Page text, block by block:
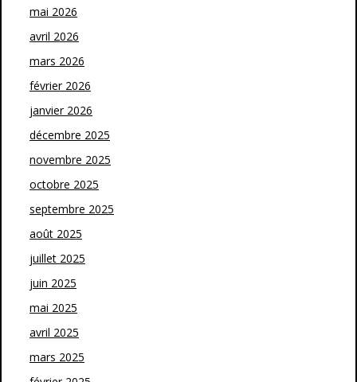
mai 2026
avril 2026
mars 2026
février 2026
janvier 2026
décembre 2025
novembre 2025
octobre 2025
septembre 2025
août 2025
juillet 2025
juin 2025
mai 2025
avril 2025
mars 2025